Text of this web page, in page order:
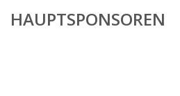
HAUPTSPONSOREN